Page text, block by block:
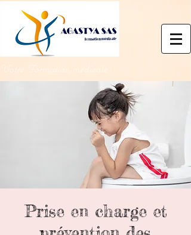
Votre Formation médicale
Prise en charge et